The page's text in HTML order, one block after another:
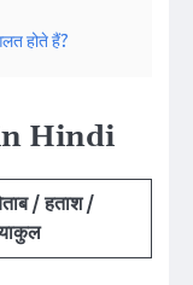
होते हैं?
Hindi
/ हताश /